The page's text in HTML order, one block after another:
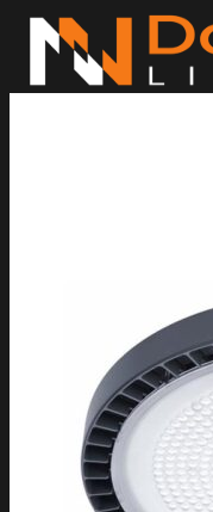
ข้าม
Magnetic Light
Track light
Downlight
Downlight
หลอดไฟ LED
หลอดไฟ